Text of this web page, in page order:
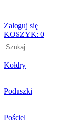
Zaloguj się
KOSZYK: 0
Kołdry
Poduszki
Pościel